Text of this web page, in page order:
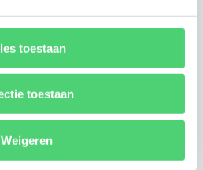
toestaan
toestaan
Weigeren
incidenten, maar ook op
van kwetsbaarheden in
verkleinen we actief je
type 2, SOC 2 type 2 en is